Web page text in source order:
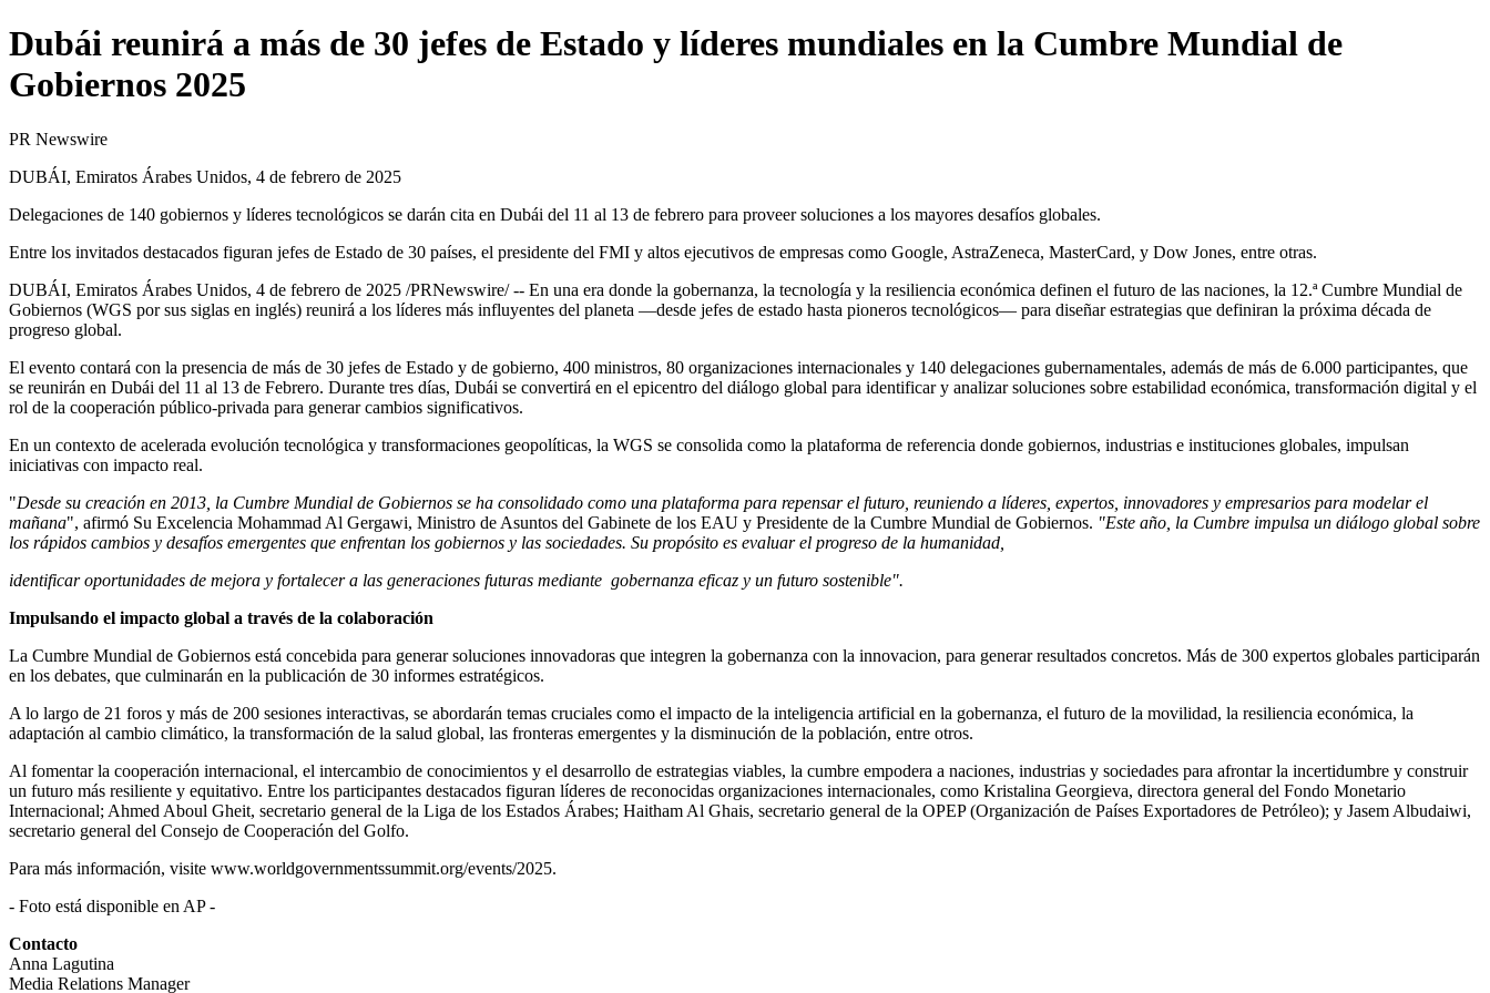
Dubái reunirá a más de 30 jefes de Estado y líderes mundiales en la Cumbre Mundial de
Gobiernos 2025
PR Newswire
DUBÁI, Emiratos Árabes Unidos, 4 de febrero de 2025
Delegaciones de 140 gobiernos y líderes tecnológicos se darán cita en Dubái del 11 al 13 de febrero para proveer soluciones a los mayores desafíos globales.
Entre los invitados destacados figuran jefes de Estado de 30 países, el presidente del FMI y altos ejecutivos de empresas como Google, AstraZeneca, MasterCard, y Dow Jones, entre otras.
DUBÁI, Emiratos Árabes Unidos, 4 de febrero de 2025 /PRNewswire/ -- En una era donde la gobernanza, la tecnología y la resiliencia económica definen el futuro de las naciones, la 12.ª Cumbre Mundial de
Gobiernos (WGS por sus siglas en inglés) reunirá a los líderes más influyentes del planeta —desde jefes de estado hasta pioneros tecnológicos— para diseñar estrategias que definiran la próxima década de
progreso global.
El evento contará con la presencia de más de 30 jefes de Estado y de gobierno, 400 ministros, 80 organizaciones internacionales y 140 delegaciones gubernamentales, además de más de 6.000 participantes, que
se reunirán en Dubái del 11 al 13 de Febrero. Durante tres días, Dubái se convertirá en el epicentro del diálogo global para identificar y analizar soluciones sobre estabilidad económica, transformación digital y el
rol de la cooperación público-privada para generar cambios significativos.
En un contexto de acelerada evolución tecnológica y transformaciones geopolíticas, la WGS se consolida como la plataforma de referencia donde gobiernos, industrias e instituciones globales, impulsan
iniciativas con impacto real.
"Desde su creación en 2013, la Cumbre Mundial de Gobiernos se ha consolidado como una plataforma para repensar el futuro, reuniendo a líderes, expertos, innovadores y empresarios para modelar el
mañana", afirmó Su Excelencia Mohammad Al Gergawi, Ministro de Asuntos del Gabinete de los EAU y Presidente de la Cumbre Mundial de Gobiernos. "Este año, la Cumbre impulsa un diálogo global sobre
los rápidos cambios y desafíos emergentes que enfrentan los gobiernos y las sociedades. Su propósito es evaluar el progreso de la humanidad,
identificar oportunidades de mejora y fortalecer a las generaciones futuras mediante gobernanza eficaz y un futuro sostenible".
Impulsando el impacto global a través de la colaboración
La Cumbre Mundial de Gobiernos está concebida para generar soluciones innovadoras que integren la gobernanza con la innovacion, para generar resultados concretos. Más de 300 expertos globales participarán
en los debates, que culminarán en la publicación de 30 informes estratégicos.
A lo largo de 21 foros y más de 200 sesiones interactivas, se abordarán temas cruciales como el impacto de la inteligencia artificial en la gobernanza, el futuro de la movilidad, la resiliencia económica, la
adaptación al cambio climático, la transformación de la salud global, las fronteras emergentes y la disminución de la población, entre otros.
Al fomentar la cooperación internacional, el intercambio de conocimientos y el desarrollo de estrategias viables, la cumbre empodera a naciones, industrias y sociedades para afrontar la incertidumbre y construir
un futuro más resiliente y equitativo. Entre los participantes destacados figuran líderes de reconocidas organizaciones internacionales, como Kristalina Georgieva, directora general del Fondo Monetario
Internacional; Ahmed Aboul Gheit, secretario general de la Liga de los Estados Árabes; Haitham Al Ghais, secretario general de la OPEP (Organización de Países Exportadores de Petróleo); y Jasem Albudaiwi,
secretario general del Consejo de Cooperación del Golfo.
Para más información, visite www.worldgovernmentssummit.org/events/2025.
- Foto está disponible en AP-
Contacto
Anna Lagutina
Media Relations Manager